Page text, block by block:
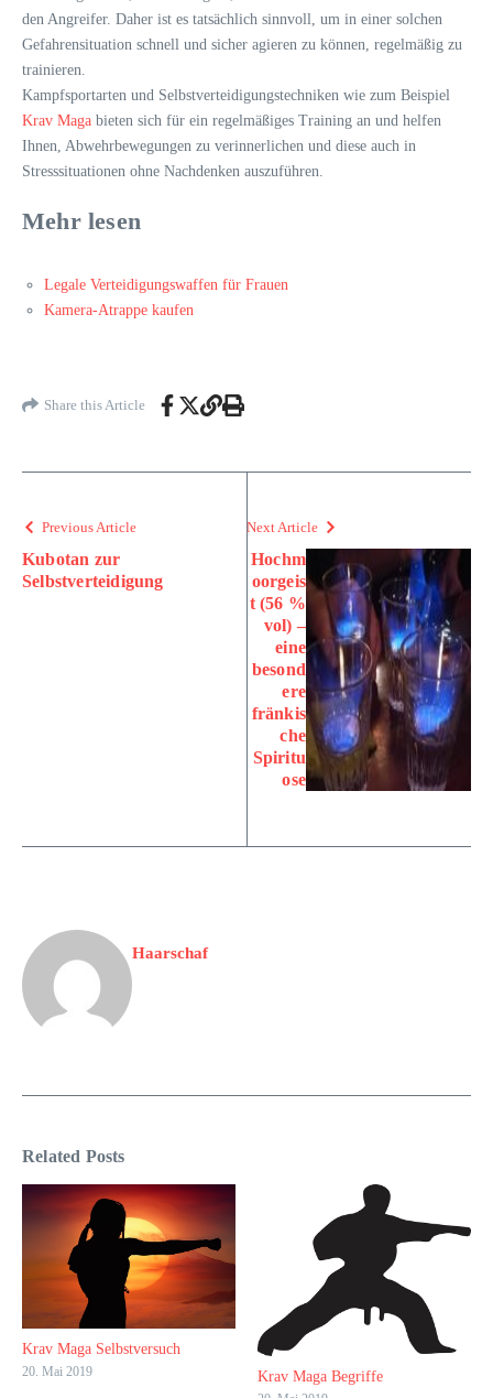
den Angreifer. Daher ist es tatsächlich sinnvoll, um in einer solchen
Gefahrensituation schnell und sicher agieren zu können, regelmäßig zu
trainieren.
Kampfsportarten und Selbstverteidigungstechniken wie zum Beispiel
Krav Maga bieten sich für ein regelmäßiges Training an und helfen
Ihnen, Abwehrbewegungen zu verinnerlichen und diese auch in
Stresssituationen ohne Nachdenken auszuführen.
Mehr lesen
Legale Verteidigungswaffen für Frauen
Kamera-Atrappe kaufen
Share this Article
Previous Article
Kubotan zur
Selbstverteidigung
Next Article
Hochm
oorgeis
t (56 %
vol) –
eine
besond
ere
fränkis
che
Spiritu
ose
Haarschaf
Related Posts
Krav Maga Selbstversuch
20. Mai 2019 Krav Maga Begriffe